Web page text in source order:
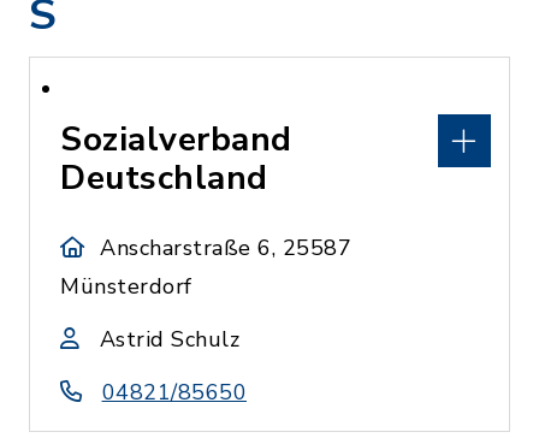
S
Sozialverband
Deutschland
Anscharstraße 6, 25587
Münsterdorf
Astrid Schulz
04821/85650